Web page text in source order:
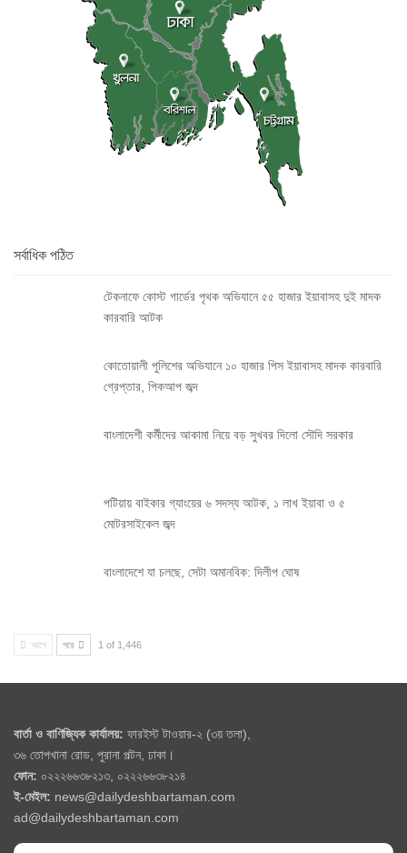
সর্বাধিক পঠিত
টেকনাফে কোস্ট গার্ডের পৃথক অভিযানে ৫৫ হাজার ইয়াবাসহ দুই মাদক
কারবারি আটক
কোতোয়ালী পুলিশের অভিযানে ১০ হাজার পিস ইয়াবাসহ মাদক কারবারি
গ্রেপ্তার, পিকআপ জব্দ
বাংলাদেশী কর্মীদের আকামা নিয়ে বড় সুখবর দিলো সৌদি সরকার
পটিয়ায় বাইকার গ্যাংয়ের ৬ সদস্য আটক, ১ লাখ ইয়াবা ও ৫
মোটরসাইকেল জব্দ
বাংলাদেশে যা চলছে, সেটা অমানবিক: দিলীপ ঘোষ
আগে পরে 1 of 1,446
বার্তা ও বাণিজ্যিক কার্যালয়: ফারইস্ট টাওয়ার-২ (৩য় তলা),
৩৬ তোপখানা রোড, পুরানা পল্টন, ঢাকা।
ফোন: ০২২২৬৬৩৮২১৩, ০২২২৬৬৩৮২১৪
ই-মেইল: news@dailydeshbartaman.com
ad@dailydeshbartaman.com